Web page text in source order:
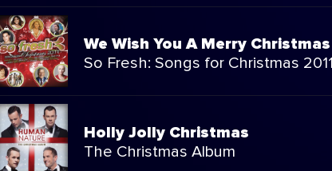
We Wish You A Merry Christmas
So Fresh: Songs for Christmas 2011
Holly Jolly Christmas
The Christmas Album